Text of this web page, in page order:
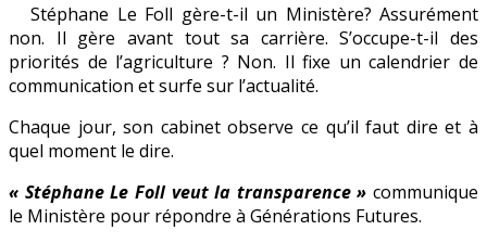
sert
Stéphane
Le
Foll
Stéphane Le Foll gère-t-il un Ministère? Assurément
non. Il gère avant tout sa carrière. S’occupe-t-il des
priorités de l’agriculture ? Non. Il fixe un calendrier de
communication et surfe sur l’actualité.
Chaque jour, son cabinet observe ce qu’il faut dire et à
quel moment le dire.
« Stéphane Le Foll veut la transparence » communique
le Ministère pour répondre à Générations Futures.